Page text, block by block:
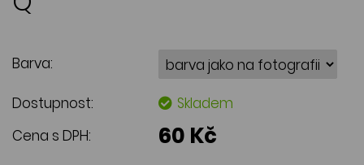
Barva:
Dostupnost:
Skladem
Cena s DPH:
60 Kč